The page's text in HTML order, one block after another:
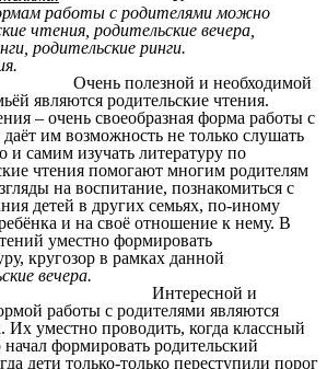
работы с родителями можно
чтения, родительские вечера,
родительские ринги.
чтения.
Очень полезной и необходимой
являются родительские чтения.
– очень своеобразная форма работы с
им возможность не только слушать
и самим изучать литературу по
чтения помогают многим родителям
на воспитание, познакомиться с
детей в других семьях, по-иному
и на своё отношение к нему. В
уместно формировать
кругозор в рамках данной
вечера.
Интересной и
работы с родителями являются
Их уместно проводить, когда классный
начал формировать родительский
дети только-только переступили порог